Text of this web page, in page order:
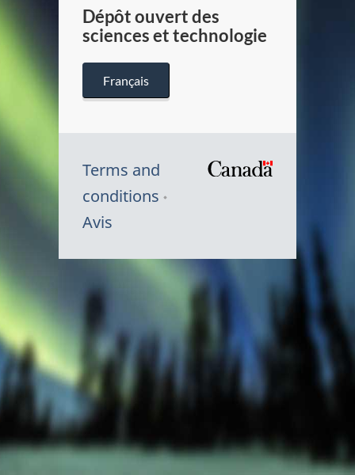
Dépôt ouvert des
sciences et technologie
Français
Terms and
conditions
Avis
Canada